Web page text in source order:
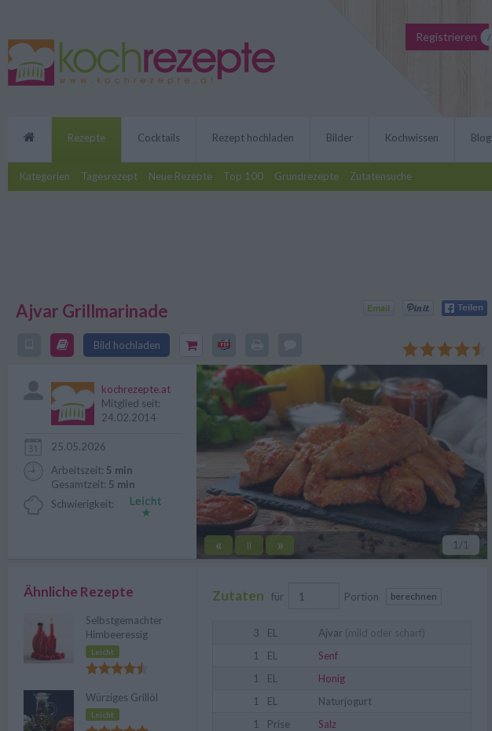
Registrieren
Rezepte
Kategorien Tagesrezept Neue Rezepte Top 100 Grundrezepte Zutatensuche
Cocktails Rezept hochladen Bilder Kochwissen Blog
Ajvar Grillmarinade
Bild hochladen
saftiges Grillfleisch, ideal für Geflügel und Schweinefleisch für
ein herrlich intensives Aroma und leichte Schärfe.
« || » 1 /1
kochrezepte.at
Mitglied seit:
24.02.2014
25.05.2026
Arbeitszeit: 5 min
Gesamtzeit: 5 min
Schwierigkeit:
Zutaten für Portion berechnen
3 EL Ajvar (mild oder scharf)
1
EL
Senf
1
EL
Honig
1
EL
Naturjogurt
1
Prise Salz
Ähnliche Rezepte
Selbstgemachter
Himbeeressig
Leicht
Würziges Grillöl
Leicht